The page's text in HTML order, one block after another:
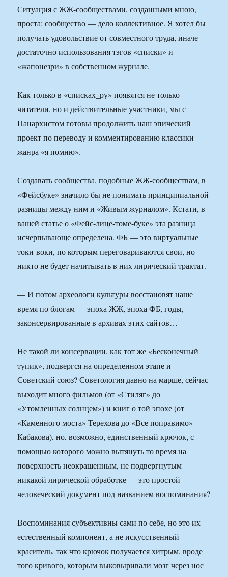
Ситуация с ЖЖ-сообществами, созданными мною,
проста: сообщество — дело коллективное. Я хотел бы
получать удовольствие от совместного труда, иначе
достаточно использования тэгов «списки» и
«жапонезри» в собственном журнале.
Как только в «списках_ру» появятся не только
читатели, но и действительные участники, мы с
Панархистом готовы продолжить наш эпический
проект по переводу и комментированию классики
жанра «я помню».
Создавать сообщества, подобные ЖЖ-сообществам, в
«Фейсбуке» значило бы не понимать принципиальной
разницы между ним и «Живым журналом». Кстати, в
вашей статье о «Фейс-лице-томе-буке» эта разница
исчерпывающе определена. ФБ — это виртуальные
токи-воки, по которым переговариваются свои, но
никто не будет начитывать в них лирический трактат.
— И потом археологи культуры восстановят наше
время по блогам — эпоха ЖЖ, эпоха ФБ, годы,
законсервированные в архивах этих сайтов…
Не такой ли консервации, как тот же «Бесконечный
тупик», подвергся на определенном этапе и
Советский союз? Советология давно на марше, сейчас
выходит много фильмов (от «Стиляг» до
«Утомленных солнцем») и книг о той эпохе (от
«Каменного моста» Терехова до «Все поправимо»
Кабакова), но, возможно, единственный крючок, с
помощью которого можно вытянуть то время на
поверхность неокрашенным, не подвергнутым
никакой лирической обработке — это простой
человеческий документ под названием воспоминания?
Воспоминания субъективны сами по себе, но это их
естественный компонент, а не искусственный
краситель, так что крючок получается хитрым, вроде
того кривого, которым выковыривали мозг через нос